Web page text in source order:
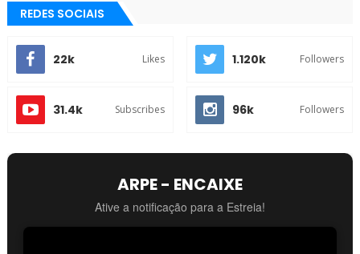
REDES SOCIAIS
22k Likes 1.120k Followers
31.4k Subscribes 96k Followers
ARPE - ENCAIXE
Ative a notificação para a Estreia!